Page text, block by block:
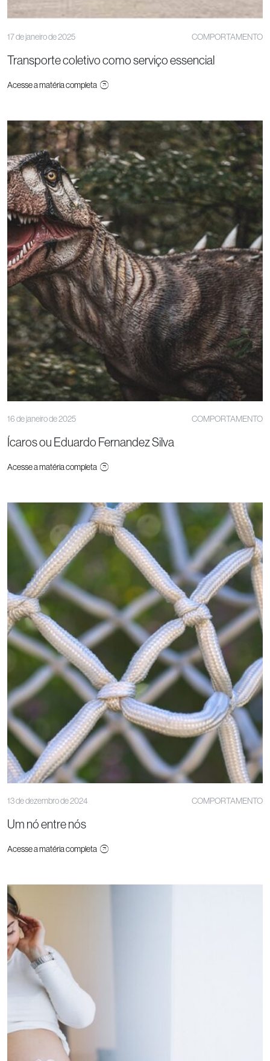
17 de janeiro de 2025 COMPORTAMENTO
Transporte coletivo como serviço essencial
Acesse a matéria completa
16 de janeiro de 2025 COMPORTAMENTO
Ícaros ou Eduardo Fernandez Silva
Acesse a matéria completa
13 de dezembro de 2024 COMPORTAMENTO
Um nó entre nós
Acesse a matéria completa